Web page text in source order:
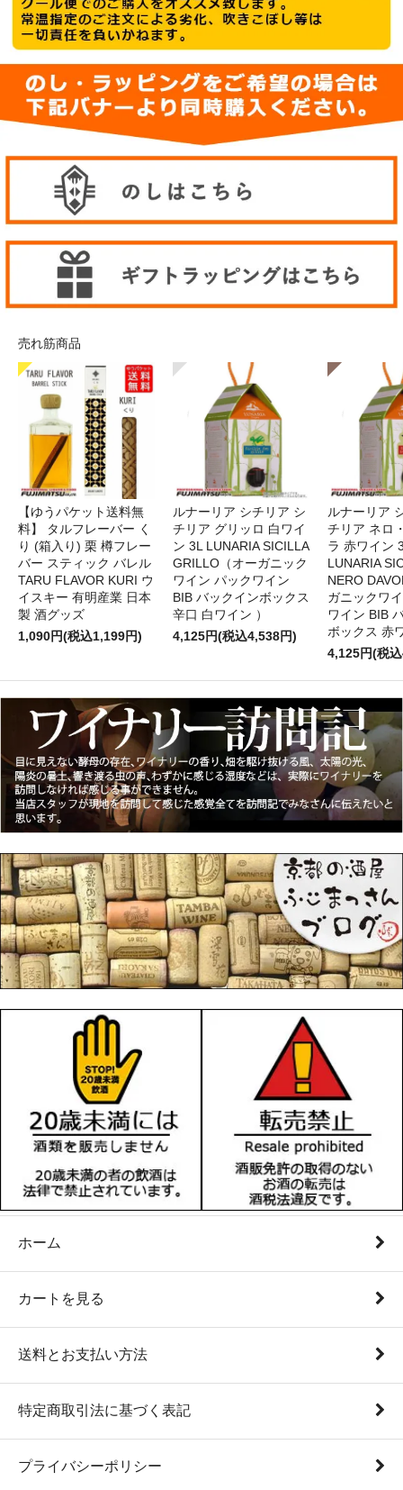
売れ筋商品
【ゆうパケット送料無
料】 タルフレーバー く
り (箱入り) 栗 樽フレー
バー スティック バレル
TARU FLAVOR KURI ウ
イスキー 有明産業 日本
製 酒グッズ
1,090円(税込1,199円)
ルナーリア シチリア シ
チリア グリッロ 白ワイ
ン 3L LUNARIA SICILLA
GRILLO（オーガニック
ワイン パックワイン
BIB バックインボックス
辛口 白ワイン ）
4,125円(税込4,538円)
ルナーリア
チリア ネロ
ラ 赤ワイ
LUNARIA
NERO
ガニックワ
ワイン BIB
ボックス 赤
4,125円(税
ホーム
カートを見る
送料とお支払い方法
特定商取引法に基づく表記
プライバシーポリシー